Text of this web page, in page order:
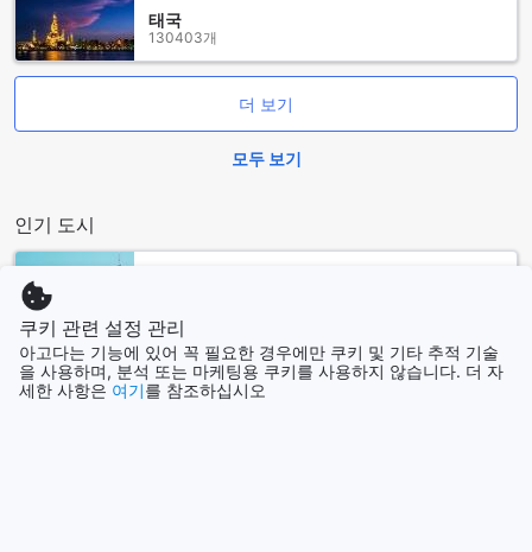
이곳에서는 편리하게 생수를 이용할 수 있어 더욱 쾌적한 숙박
경험을 선사합니다. 낭포디 게스트하우스에서의 숙박은 편안함
과 즐거움을 동시에 누릴 수 있는 완벽한 선택이 될 것입니다.
낭포디 게스트하우스의 객실 소개
낭포디 게스트하우스는 편안함과 아늑함을 동시에 느낄 수 있
사람의 여행에 최적화된 편안한 숙소입니다. 이 객실은 따뜻한
색감과 세련된 인테리어로 꾸며져 있어, 피로를 잊고 편안한 휴
식을 취할 수 있는 완벽한 공간을 제공합니다.
아고다를 통해 낭포디 게스트하우스의 객실을 예약하면, 최고
의 가격으로 보다 쉽게 예약할 수 있는 혜택을 누릴 수 있습니
다. 번거로운 과정 없이 간편하게 예약할 수 있어, 여행 준비에
대한 스트레스를 줄이고 더 즐거운 여행을 만끽할 수 있습니다.
낭포디 게스트하우스에서의 특별한 경험을 아고다와 함께하세
태국
130403개
더 보기
모두 보기
인기 도시
제주
대한민국
쿠키 관련 설정 관리
아고다는 기능에 있어 꼭 필요한 경우에만 쿠키 및 기타 추적 기술
을 사용하며, 분석 또는 마케팅용 쿠키를 사용하지 않습니다. 더 자
세한 사항은 여기를 참조하십시오